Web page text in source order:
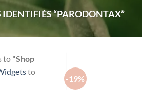
IDENTIFIÉS “PARODONTAX”
to "Shop
to
-19%